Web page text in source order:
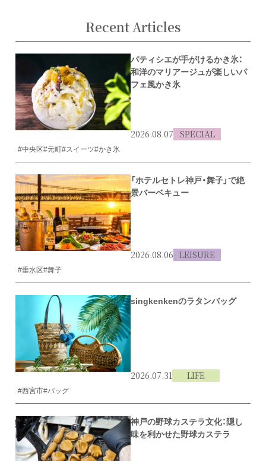
Recent Articles
パティシエが手がけるかき氷：
和洋のマリアージュが楽しいパ
フェ風かき氷
2026.08.07 SPECIAL
#中央区#元町#スイーツ#かき氷
「ホテルセトレ神戸・舞子」で絶
景バーベキュー
2026.08.06 LEISURE
#垂水区#舞子
singkenkenのラタンバッグ
2026.07.31 LIFE
#西宮市#バッグ
神戸の野球カステラ文化：隠し
味を利かせた野球カステラ